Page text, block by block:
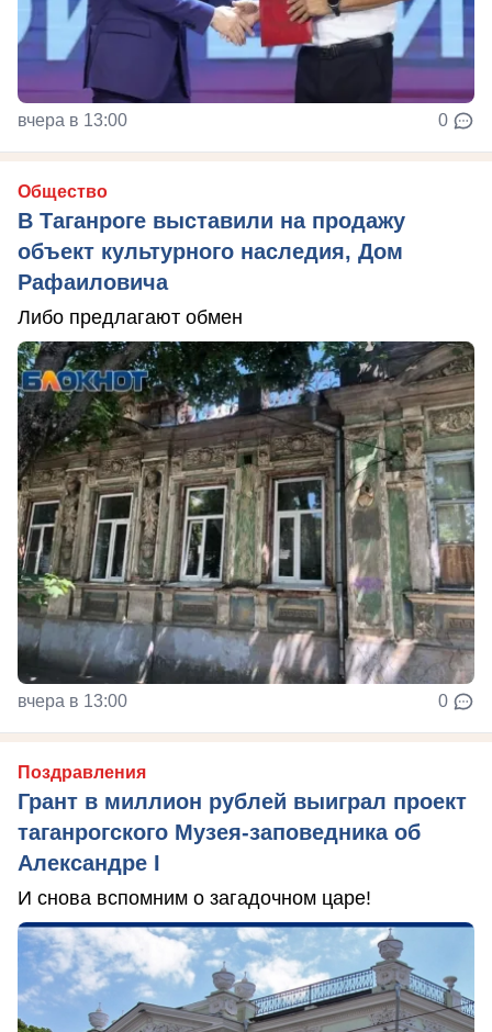
вчера в 13:00 0
Общество
В Таганроге выставили на продажу
объект культурного наследия, Дом
Рафаиловича
Либо предлагают обмен
вчера в 13:00 0
Поздравления
Грант в миллион рублей выиграл проект
таганрогского Музея-заповедника об
Александре I
И снова вспомним о загадочном царе!